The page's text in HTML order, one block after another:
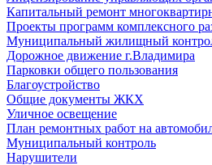
Капитальный ремонт
Проекты программ комплексного
Муниципальный жилищный
Дорожное движение г.Владимира
Парковки общего пользования
Благоустройство
Общие документы ЖКХ
Уличное освещение
План ремонтных работ на
Муниципальный контроль
Нарушители